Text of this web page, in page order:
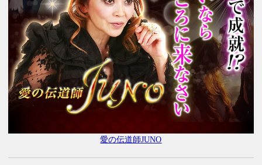
愛の伝道師JUNO